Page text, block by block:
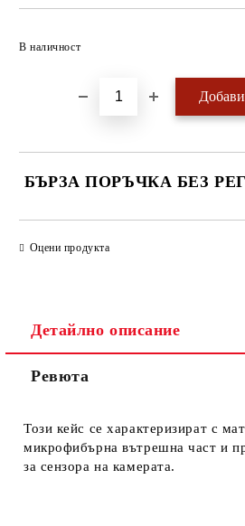
В наличност
БЪРЗА ПОРЪЧКА БЕЗ
Оцени продукта
Детайлно описание
Ревюта
Този кейс се характеризират с
микрофибърна вътрешна част и
за сензора на камерата.